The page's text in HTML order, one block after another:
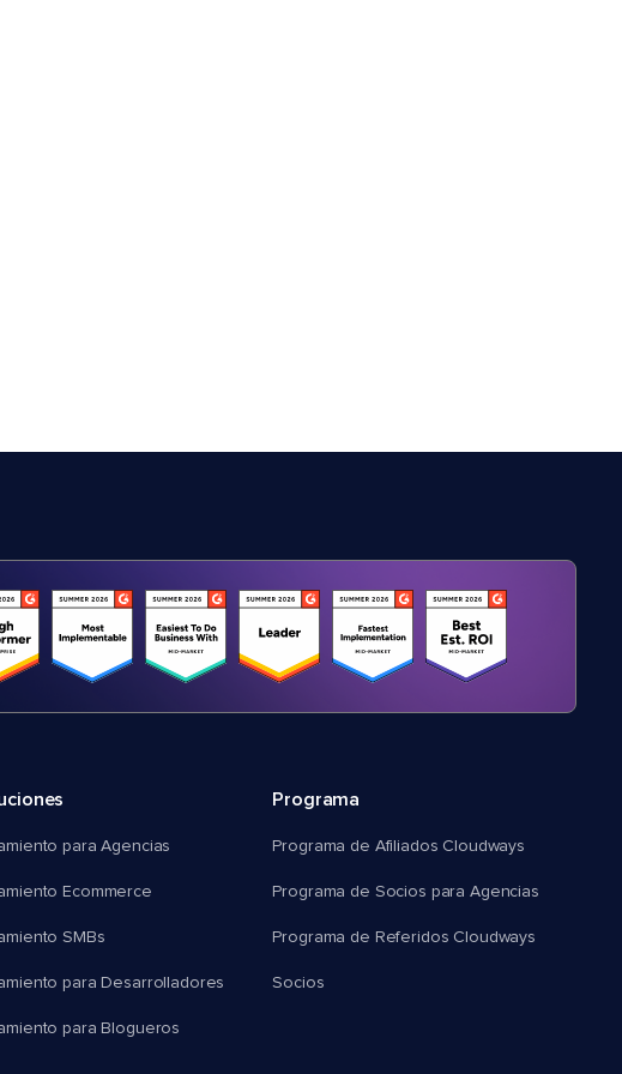
para Agencias
Ecommerce
SMBs
para Desarrolladores
para Blogueros
Programa
Programa de Afiliados Cloudways
Programa de Socios para Agencias
Programa de Referidos Cloudways
Socios